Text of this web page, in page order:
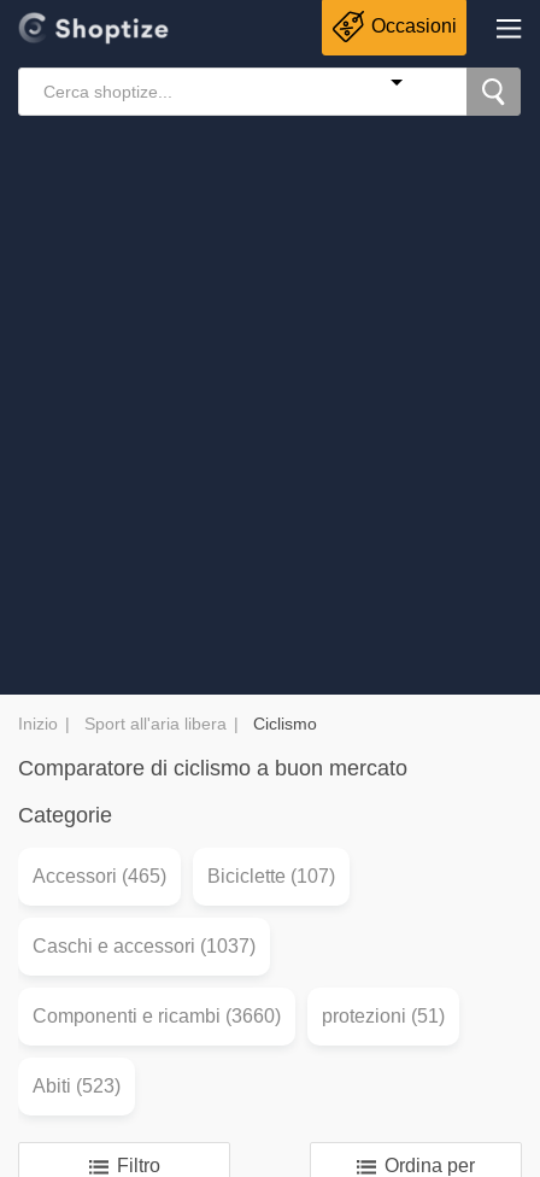
Occasioni
Inizio Sport all'aria libera Ciclismo
Comparatore di ciclismo a buon mercato
Categorie
Accessori (465) Biciclette (107)
Caschi e accessori (1037)
Componenti e ricambi (3660) protezioni (51)
Abiti (523)
Filtro Ordina per